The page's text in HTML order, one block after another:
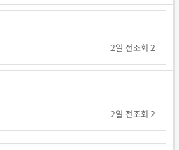
2일 전조회 2
2일 전조회 2